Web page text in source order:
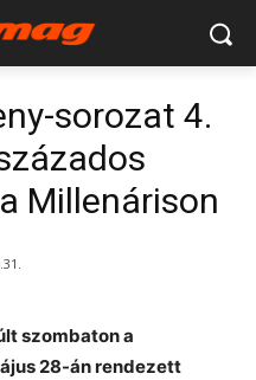
sorozat 4.
Millenárison
szombaton a
28-án rendezett